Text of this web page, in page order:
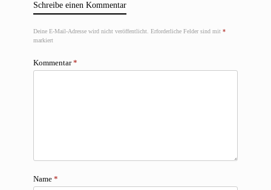
Schreibe einen Kommentar
Deine E-Mail-Adresse wird nicht veröffentlicht. Erforderliche Felder sind mit *
markiert
Kommentar*
Name *